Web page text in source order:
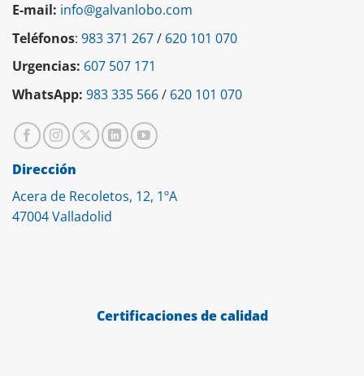
E-mail: info@galvanlobo.com
Teléfonos: 983 371 267/ 620 101 070
Urgencias: 607 507 171
WhatsApp: 983 335 566/ 620 101 070
Dirección
Acera de Recoletos, 12, 1ºA
47004 Valladolid
Certificaciones de calidad